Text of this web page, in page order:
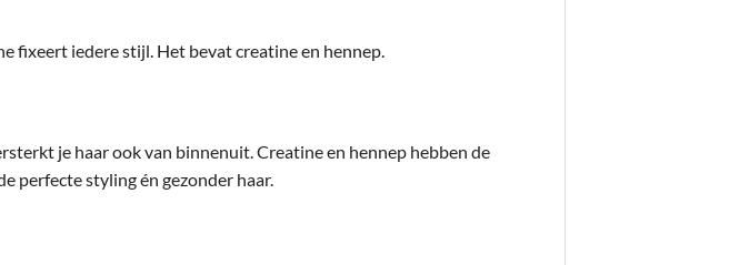
fixeert iedere stijl. Het bevat creatine en hennep.
je haar ook van binnenuit. Creatine en hennep hebben de
perfecte styling én gezonder haar.